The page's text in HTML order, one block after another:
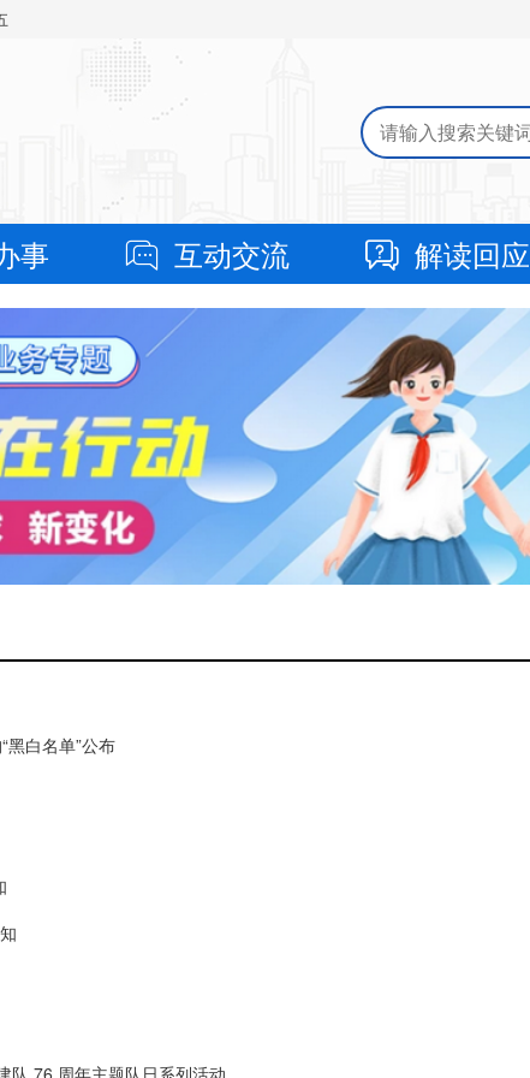
事 互动交流 解读回应
黑白名单”公布
76 周年主题队日系列活动